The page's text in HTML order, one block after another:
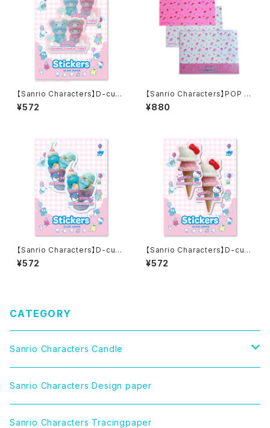
【Sanrio Characters】D-cut
Stickers/LITTLE TWIN STA
RS・KUMA/ ダイカットステッカ
¥572
【Sanrio Characters】POP PI
NK PRINT! Design paper s
et / MY MELODY /デザインペ
¥880
【Sanrio Characters】D-cut
Stickers/ TUXEDOSAM/ ダ
イカットステッカー
¥572
【Sanrio Characters】D-cut
Stickers/ HELLO KITTY/ ダ
イカットステッカー
¥572
CATEGORY
Sanrio Characters Candle
CINNAMOROLL（シナモロール）
LITTLE TWIN STARS（リトルツインスターズ）
Sanrio Characters Design paper
Sanrio Characters Tracingpaper